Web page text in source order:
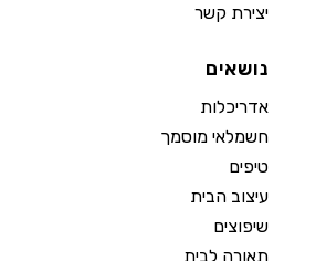
יצירת קשר
נושאים
אדריכלות
חשמלאי מוסמך
טיפים
עיצוב הבית
שיפוצים
תאורה לבית